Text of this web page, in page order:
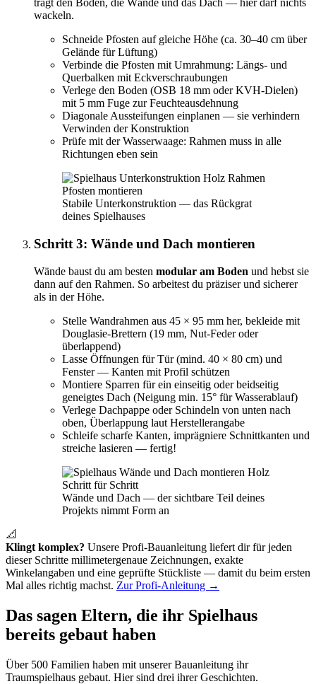
trägt den Boden, die Wände und das Dach — hier darf nichts
wackeln.
Schneide Pfosten auf gleiche Höhe (ca. 30–40 cm über
Gelände für Lüftung)
Verbinde die Pfosten mit Umrahmung: Längs- und
Querbalken mit Eckverschraubungen
Verlege den Boden (OSB 18 mm oder KVH-Dielen)
mit 5 mm Fuge zur Feuchteausdehnung
Diagonale Aussteifungen einplanen — sie verhindern
Verwinden der Konstruktion
Prüfe mit der Wasserwaage: Rahmen muss in alle
Richtungen eben sein
Stabile Unterkonstruktion — das Rückgrat
deines Spielhauses
Schritt 3: Wände und Dach montieren
Wände baust du am besten modular am Boden und hebst sie
dann auf den Rahmen. So arbeitest du präziser und sicherer
als in der Höhe.
Stelle Wandrahmen aus 45 × 95 mm her, bekleide mit
Douglasie-Brettern (19 mm, Nut-Feder oder
überlappend)
Lasse Öffnungen für Tür (mind. 40 × 80 cm) und
Fenster — Kanten mit Profil schützen
Montiere Sparren für ein einseitig oder beidseitig
geneigtes Dach (Neigung min. 15° für Wasserablauf)
Verlege Dachpappe oder Schindeln von unten nach
oben, Überlappung laut Herstellerangabe
Schleife scharfe Kanten, imprägniere Schnittkanten und
streiche lasieren — fertig!
Wände und Dach — der sichtbare Teil deines
Projekts nimmt Form an
📐
Klingt komplex? Unsere Profi-Bauanleitung liefert dir für jeden
dieser Schritte millimetergenaue Zeichnungen, exakte
Winkelangaben und eine geprüfte Stückliste — damit du beim ersten
Mal alles richtig machst. Zur Profi-Anleitung →
Das sagen Eltern, die ihr Spielhaus
bereits gebaut haben
Über 500 Familien haben mit unserer Bauanleitung ihr
Traumspielhaus gebaut. Hier sind drei ihrer Geschichten.